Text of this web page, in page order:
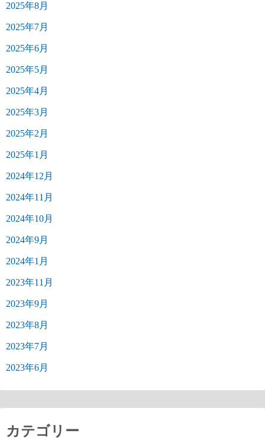
2025年8月
2025年7月
2025年6月
2025年5月
2025年4月
2025年3月
2025年2月
2025年1月
2024年12月
2024年11月
2024年10月
2024年9月
2024年1月
2023年11月
2023年9月
2023年8月
2023年7月
2023年6月
カテゴリー